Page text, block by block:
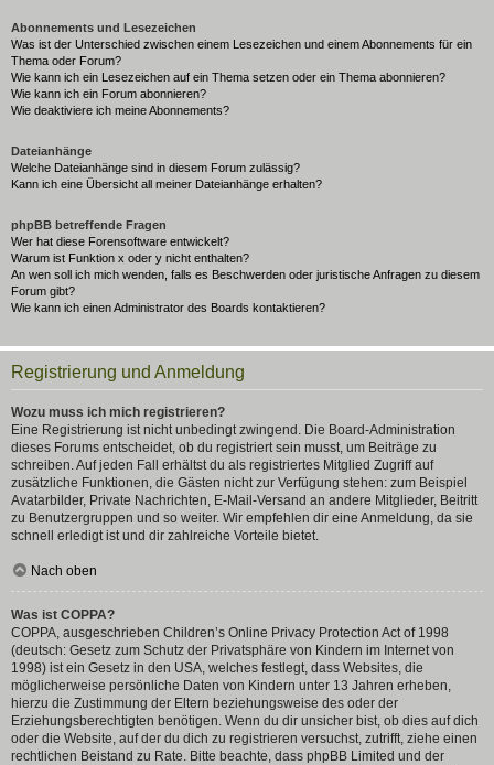
Abonnements und Lesezeichen
Was ist der Unterschied zwischen einem Lesezeichen und einem Abonnements für ein
Thema oder Forum?
Wie kann ich ein Lesezeichen auf ein Thema setzen oder ein Thema abonnieren?
Wie kann ich ein Forum abonnieren?
Wie deaktiviere ich meine Abonnements?
Dateianhänge
Welche Dateianhänge sind in diesem Forum zulässig?
Kann ich eine Übersicht all meiner Dateianhänge erhalten?
phpBB betreffende Fragen
Wer hat diese Forensoftware entwickelt?
Warum ist Funktion x oder y nicht enthalten?
An wen soll ich mich wenden, falls es Beschwerden oder juristische Anfragen zu diesem
Forum gibt?
Wie kann ich einen Administrator des Boards kontaktieren?
Registrierung und Anmeldung
Wozu muss ich mich registrieren?
Eine Registrierung ist nicht unbedingt zwingend. Die Board-Administration
dieses Forums entscheidet, ob du registriert sein musst, um Beiträge zu
schreiben. Auf jeden Fall erhältst du als registriertes Mitglied Zugriff auf
zusätzliche Funktionen, die Gästen nicht zur Verfügung stehen: zum Beispiel
Avatarbilder, Private Nachrichten, E-Mail-Versand an andere Mitglieder, Beitritt
zu Benutzergruppen und so weiter. Wir empfehlen dir eine Anmeldung, da sie
schnell erledigt ist und dir zahlreiche Vorteile bietet.
Nach oben
Was ist COPPA?
COPPA, ausgeschrieben Children’s Online Privacy Protection Act of 1998
(deutsch: Gesetz zum Schutz der Privatsphäre von Kindern im Internet von
1998) ist ein Gesetz in den USA, welches festlegt, dass Websites, die
möglicherweise persönliche Daten von Kindern unter 13 Jahren erheben,
hierzu die Zustimmung der Eltern beziehungsweise des oder der
Erziehungsberechtigten benötigen. Wenn du dir unsicher bist, ob dies auf dich
oder die Website, auf der du dich zu registrieren versuchst, zutrifft, ziehe einen
rechtlichen Beistand zu Rate. Bitte beachte, dass phpBB Limited und der